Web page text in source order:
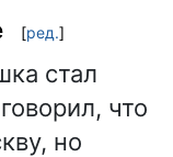
[ред.]
стал
что
но